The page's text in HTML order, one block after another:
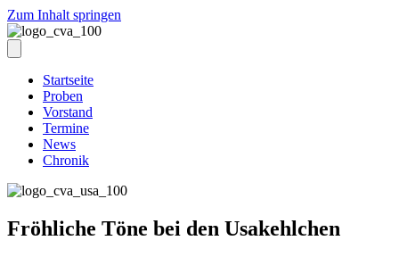
Zum Inhalt springen
Startseite
Proben
Vorstand
Termine
News
Chronik
Fröhliche Töne bei den Usakehlchen